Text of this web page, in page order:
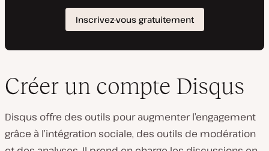
Créer un compte Disqus
Disqus offre des outils pour augmenter l’engagement
grâce à l’intégration sociale, des outils de modération